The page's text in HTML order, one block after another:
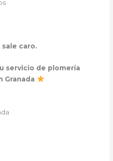
caro.
servicio de plomería
Granada